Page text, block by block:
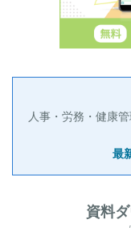
人事・労務・健康
最
資料